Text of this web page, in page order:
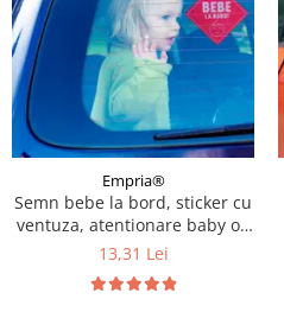
Empria®
Semn bebe la bord, sticker cu
ventuza, atentionare baby on
board, siguranta auto,
13,31 Lei